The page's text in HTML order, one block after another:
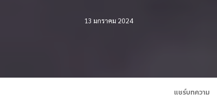
13 มกราคม 2024
แชร์บทความ